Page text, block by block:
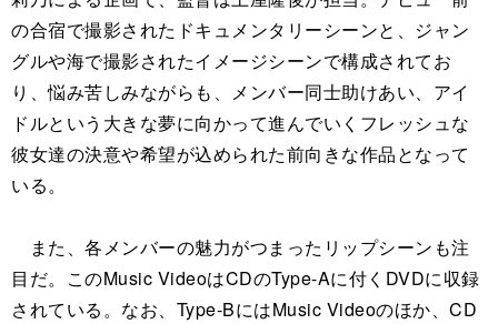
の合宿で撮影されたドキュメンタリーシーンと、ジャン
グルや海で撮影されたイメージシーンで構成されてお
り、悩み苦しみながらも、メンバー同士助けあい、アイ
ドルという大きな夢に向かって進んでいくフレッシュな
彼女達の決意や希望が込められた前向きな作品となって
いる。
また、各メンバーの魅力がつまったリップシーンも注
目だ。このMusic VideoはCDのType-Aに付くDVDに収録
されている。なお、Type-BにはMusic Videoのほか、CD